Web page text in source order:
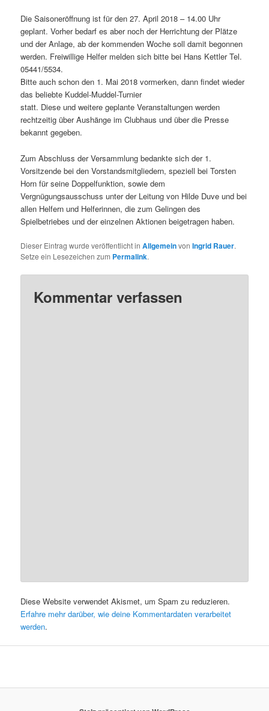
Die Saisoneröffnung ist für den 27. April 2018 – 14.00 Uhr
geplant. Vorher bedarf es aber noch der Herrichtung der Plätze
und der Anlage, ab der kommenden Woche soll damit begonnen
werden. Freiwillige Helfer melden sich bitte bei Hans Kettler Tel.
05441/5534.
Bitte auch schon den 1. Mai 2018 vormerken, dann findet wieder
das beliebte Kuddel-Muddel-Turnier
statt. Diese und weitere geplante Veranstaltungen werden
rechtzeitig über Aushänge im Clubhaus und über die Presse
bekannt gegeben.
Zum Abschluss der Versammlung bedankte sich der 1.
Vorsitzende bei den Vorstandsmitgliedern, speziell bei Torsten
Horn für seine Doppelfunktion, sowie dem
Vergnügungsausschuss unter der Leitung von Hilde Duve und bei
allen Helfern und Helferinnen, die zum Gelingen des
Spielbetriebes und der einzelnen Aktionen beigetragen haben.
Dieser Eintrag wurde veröffentlicht inAllgemeinvonIngrid Rauer.
Setze ein Lesezeichen zum Permalink.
Kommentar verfassen
Diese Website verwendet Akismet, um Spam zu reduzieren.
Erfahre mehr darüber, wie deine Kommentardaten verarbeitet
werden.